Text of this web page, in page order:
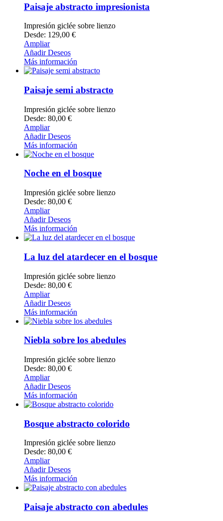
Paisaje abstracto impresionista
Impresión giclée sobre lienzo
Desde: 129,00 €
Ampliar
Añadir Deseos
Más información
Paisaje semi abstracto
Impresión giclée sobre lienzo
Desde: 80,00 €
Ampliar
Añadir Deseos
Más información
Noche en el bosque
Impresión giclée sobre lienzo
Desde: 80,00 €
Ampliar
Añadir Deseos
Más información
La luz del atardecer en el bosque
Impresión giclée sobre lienzo
Desde: 80,00 €
Ampliar
Añadir Deseos
Más información
Niebla sobre los abedules
Impresión giclée sobre lienzo
Desde: 80,00 €
Ampliar
Añadir Deseos
Más información
Bosque abstracto colorido
Impresión giclée sobre lienzo
Desde: 80,00 €
Ampliar
Añadir Deseos
Más información
Paisaje abstracto con abedules